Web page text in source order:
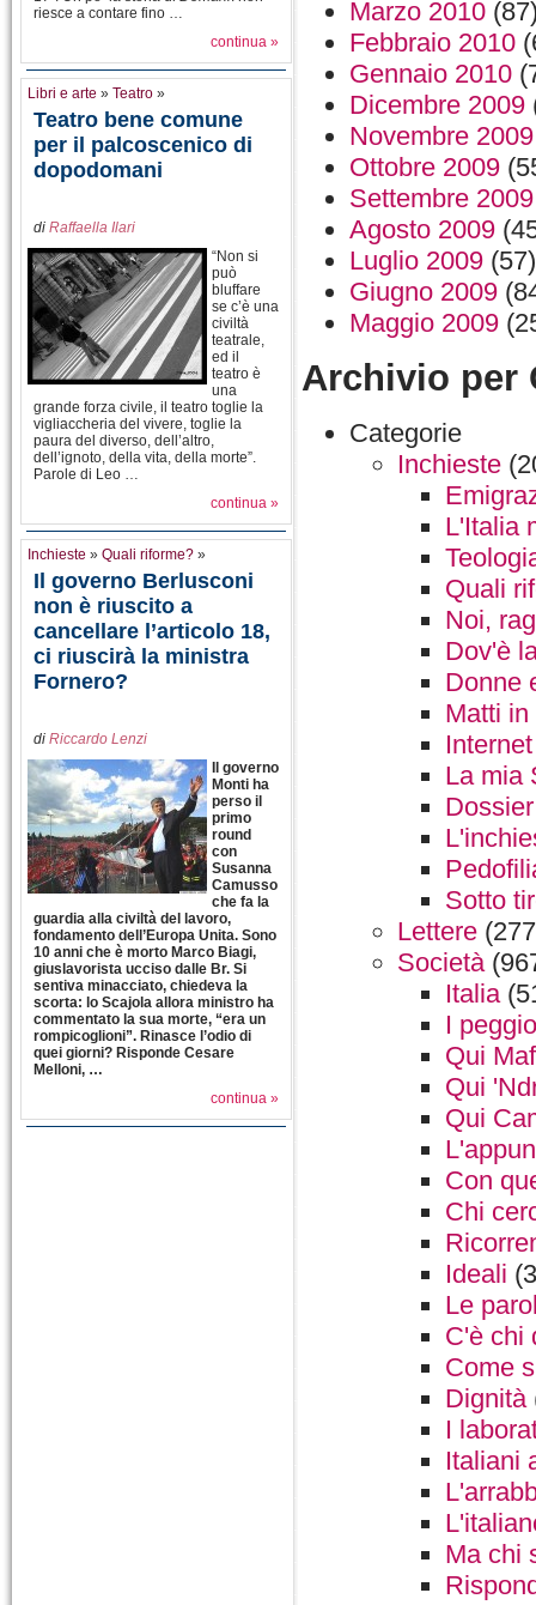
riesce a contare fino …
continua »
Libri e arte » Teatro »
Teatro bene comune
per il palcoscenico di
dopodomani
di Raffaella Ilari
“Non si
può
bluffare
se c’è una
civiltà
teatrale,
ed il
teatro è
una
grande forza civile, il teatro toglie la
vigliaccheria del vivere, toglie la
paura del diverso, dell’altro,
dell’ignoto, della vita, della morte”.
Parole di Leo …
continua »
Inchieste » Quali riforme? »
Il governo Berlusconi
non è riuscito a
cancellare l’articolo 18,
ci riuscirà la ministra
Fornero?
di Riccardo Lenzi
Il governo
Monti ha
perso il
primo
round
con
Susanna
Camusso
che fa la
guardia alla civiltà del lavoro,
fondamento dell’Europa Unita. Sono
10 anni che è morto Marco Biagi,
giuslavorista ucciso dalle Br. Si
sentiva minacciato, chiedeva la
scorta: lo Scajola allora ministro ha
commentato la sua morte, “era un
rompicoglioni”. Rinasce l’odio di
quei giorni? Risponde Cesare
Melloni, …
continua »
Marzo 2010
Febbraio 2010
Gennaio 2010
Dicembre 2009
Novembre 2009
Ottobre 2009
Settembre 2009
Agosto 2009
Luglio 2009 (57)
Giugno 2009
Maggio 2009
Archivio per
Categorie
Inchieste
L'Italia
Quali
Noi,
Dov'è
Donne
Matti
Internet
La mia
Sotto
Lettere
Società
Italia
I
Qui
Qui
Qui
Con
Chi
Ideali
Le
C'è chi
Come
Dignità
I
Italiani
Ma chi